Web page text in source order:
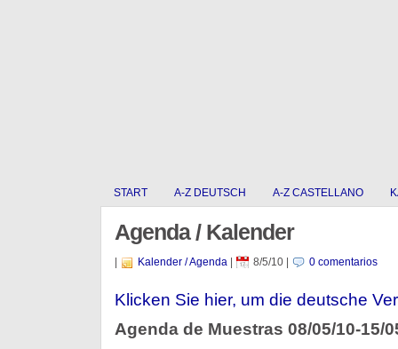
START A-Z DEUTSCH A-Z CASTELLANO
Agenda / Kalender
Kalender / Agenda| 8/5/10| 0 comentarios
Klicken Sie hier, um die deutsche
Agenda de Muestras 08/05/10-15/